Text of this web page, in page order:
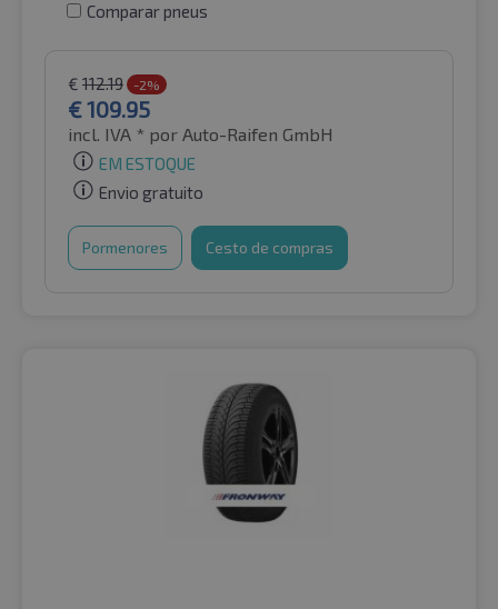
Comparar pneus
€ 112.19 -2%
€109.95
incl. IVA * por Auto-Raifen GmbH
EM ESTOQUE
Envio gratuito
Pormenores Cesto de compras